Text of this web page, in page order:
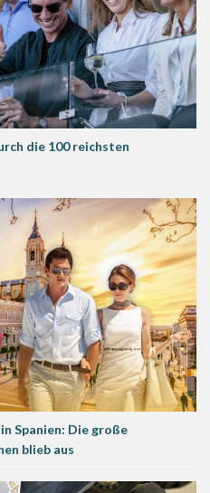
die 100 reichsten
Spanien: Die große
blieb aus